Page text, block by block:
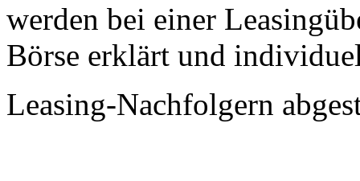
werden bei einer
Börse erklärt und
Leasing-Nachfolgern